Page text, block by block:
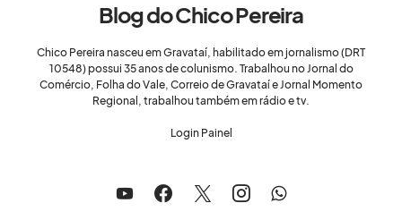
Blog do Chico Pereira
Chico Pereira nasceu em Gravataí, habilitado em jornalismo (DRT
10548) possui 35 anos de colunismo. Trabalhou no Jornal do
Comércio, Folha do Vale, Correio de Gravataí e Jornal Momento
Regional, trabalhou também em rádio e tv.
Login Painel